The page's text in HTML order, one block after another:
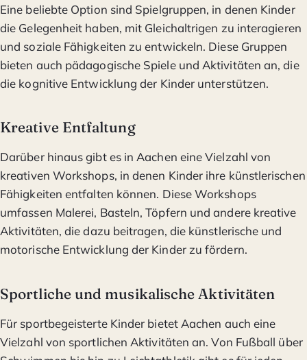
Eine beliebte Option sind Spielgruppen, in denen Kinder
die Gelegenheit haben, mit Gleichaltrigen zu interagieren
und soziale Fähigkeiten zu entwickeln. Diese Gruppen
bieten auch pädagogische Spiele und Aktivitäten an, die
die kognitive Entwicklung der Kinder unterstützen.
Kreative Entfaltung
Darüber hinaus gibt es in Aachen eine Vielzahl von
kreativen Workshops, in denen Kinder ihre künstlerischen
Fähigkeiten entfalten können. Diese Workshops
umfassen Malerei, Basteln, Töpfern und andere kreative
Aktivitäten, die dazu beitragen, die künstlerische und
motorische Entwicklung der Kinder zu fördern.
Sportliche und musikalische Aktivitäten
Für sportbegeisterte Kinder bietet Aachen auch eine
Vielzahl von sportlichen Aktivitäten an. Von Fußball über